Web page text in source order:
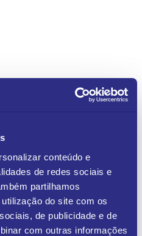
conteúdo e
de redes sociais e
partilhamos
do site com os
de publicidade e de
com outras informações
be published.